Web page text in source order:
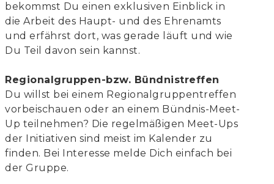
bekommst Du einen exklusiven Einblick in
die Arbeit des Haupt- und des Ehrenamts
und erfährst dort, was gerade läuft und wie
Du Teil davon sein kannst.
Regionalgruppen-bzw. Bündnistreffen
Du willst bei einem Regionalgruppentreffen
vorbeischauen oder an einem Bündnis-Meet-
Up teilnehmen? Die regelmäßigen Meet-Ups
der Initiativen sind meist im Kalender zu
finden. Bei Interesse melde Dich einfach bei
der Gruppe.